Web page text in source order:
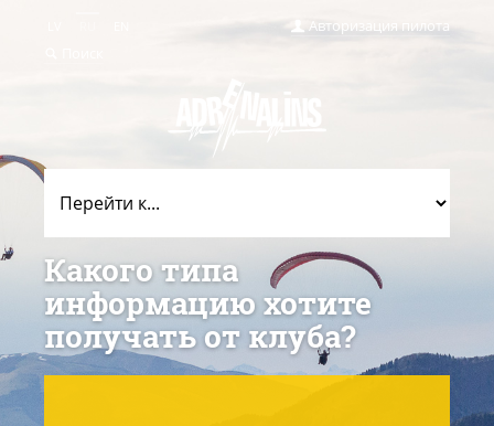
Авторизация пилота
Какого типа
информацию хотите
получать от клуба?